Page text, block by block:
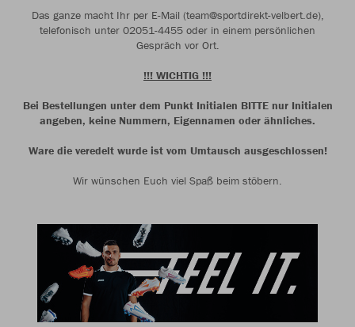
Das ganze macht Ihr per E-Mail (team@sportdirekt-velbert.de),
telefonisch unter 02051-4455 oder in einem persönlichen
Gespräch vor Ort.
!!! WICHTIG !!!
Bei Bestellungen unter dem Punkt Initialen BITTE nur Initialen
angeben, keine Nummern, Eigennamen oder ähnliches.
Ware die veredelt wurde ist vom Umtausch ausgeschlossen!
Wir wünschen Euch viel Spaß beim stöbern.